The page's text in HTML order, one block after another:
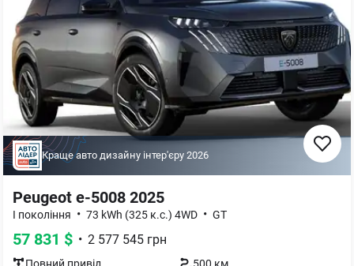
Краще авто дизайну інтер'єру 2026
Peugeot e-5008 2025
I покоління • 73 kWh (325 к.с.) 4WD • GT
57 831 $ • 2 577 545 грн